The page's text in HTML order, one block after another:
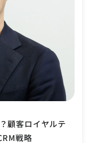
顧客ロイヤルテ
戦略